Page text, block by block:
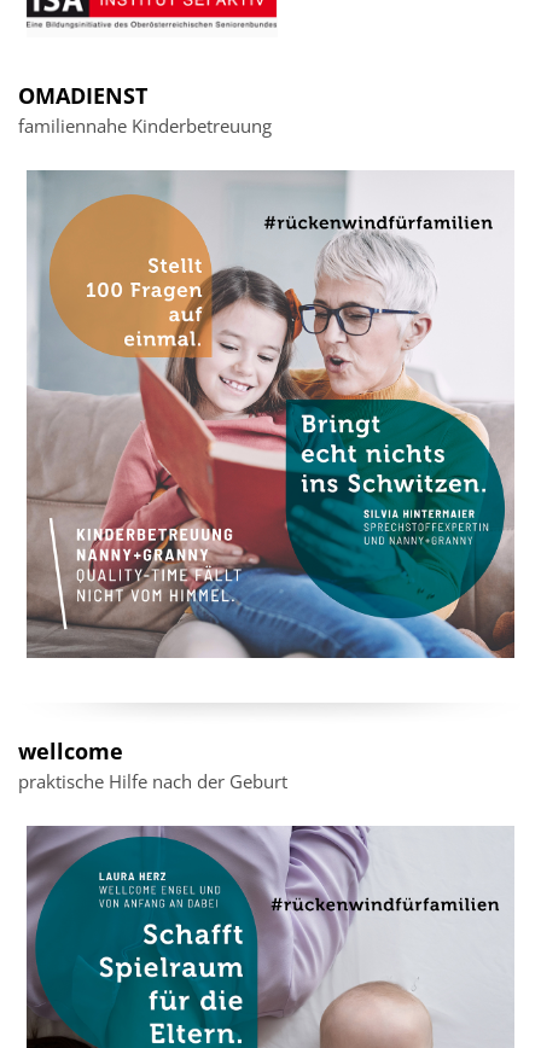
OMADIENST
familiennahe Kinderbetreuung
wellcome
praktische Hilfe nach der Geburt